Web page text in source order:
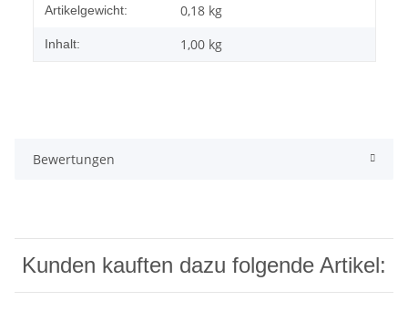
Artikelgewicht: 0,18 kg
Inhalt: 1,00 kg
Bewertungen
Kunden kauften dazu folgende Artikel: